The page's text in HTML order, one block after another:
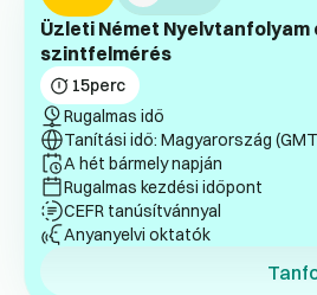
Üzleti Német
szintfelmérés
15perc
Rugalmas idő
Tanítási idő: Magyarország
A hét bármely napján
Rugalmas kezdési időpont
CEFR tanúsítvánnyal
Anyanyelvi oktatók